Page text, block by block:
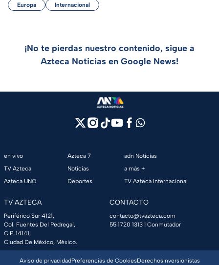
Europa Internacional
¡No te pierdas nuestro contenido, sigue a
Azteca Noticias en Google News!
en vivo
TV Azteca
Azteca UNO
Azteca 7
Noticias
Deportes
adn Noticias
a más +
TV Azteca Internacional
TV AZTECA
Periférico Sur 4121,
Col. Fuentes Del Pedregal,
C.P. 14141,
Ciudad De México, México.
CONTACTO
contacto@tvazteca.com
55 1720 1313 | Conmutador
Aviso de privacidadPreferencias de CookiesDerechosInversionistas